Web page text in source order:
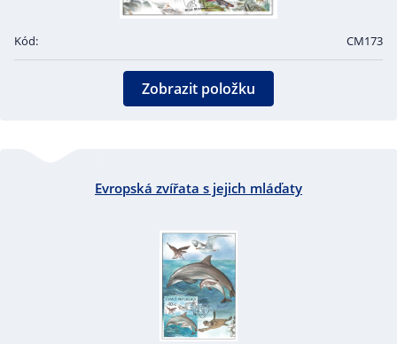
Kód: CM173
Zobrazit položku
Evropská zvířata s jejich mláďaty